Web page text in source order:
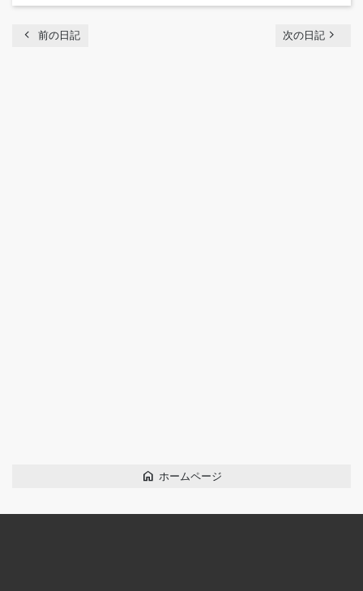
chevron_left 前の日記 次の日記 navigate_next
home ホームページ